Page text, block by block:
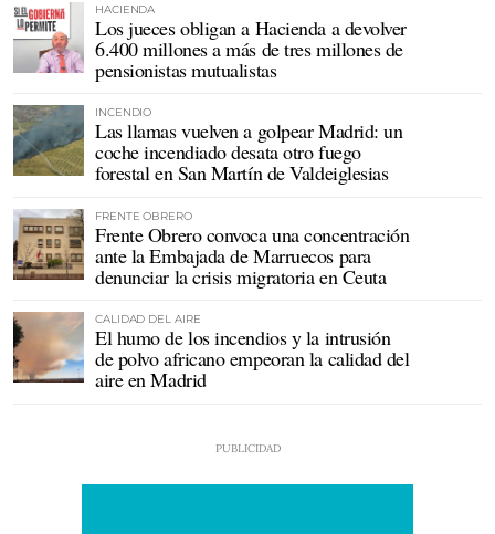
HACIENDA
Los jueces obligan a Hacienda a devolver
6.400 millones a más de tres millones de
pensionistas mutualistas
INCENDIO
Las llamas vuelven a golpear Madrid: un
coche incendiado desata otro fuego
forestal en San Martín de Valdeiglesias
FRENTE OBRERO
Frente Obrero convoca una concentración
ante la Embajada de Marruecos para
denunciar la crisis migratoria en Ceuta
CALIDAD DEL AIRE
El humo de los incendios y la intrusión
de polvo africano empeoran la calidad del
aire en Madrid